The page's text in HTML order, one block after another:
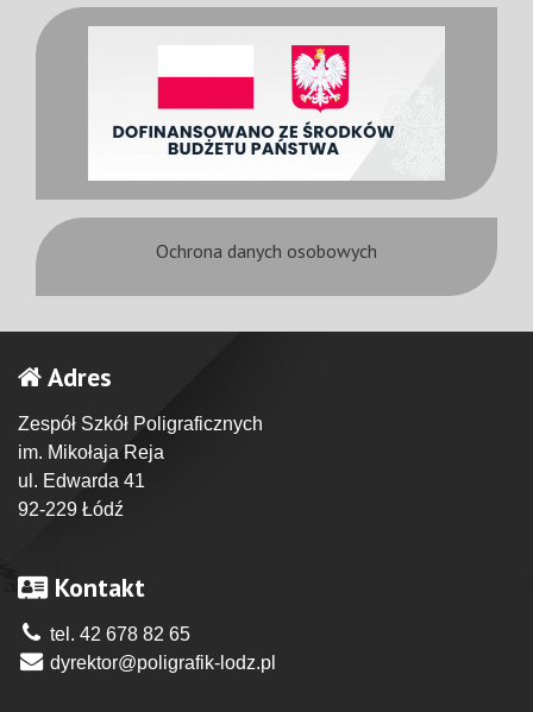
Ochrona danych osobowych
Adres
Zespół Szkół Poligraficznych
im. Mikołaja Reja
ul. Edwarda 41
92-229 Łódź
Kontakt
tel. 42 678 82 65
dyrektor@poligrafik-lodz.pl